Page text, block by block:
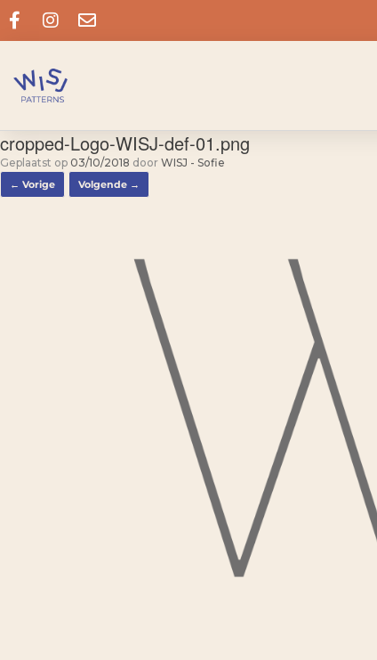
cropped-Logo-WISJ-def-01.png
Geplaatst op 03/10/2018 door WISJ - Sofie
← Vorige Volgende →